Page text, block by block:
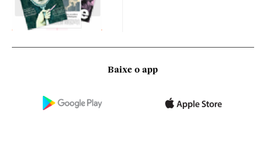
Baixe o app